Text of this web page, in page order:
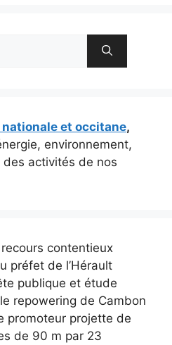
nationale et occitane,
environnement,
activités de nos
contentieux
préfet de l’Hérault
publique et étude
repowering de Cambon
promoteur projette de
de 90 m par 23